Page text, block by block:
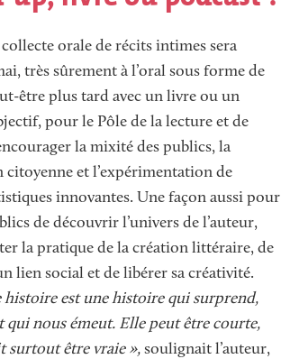
orale de récits intimes sera
très sûrement à l’oral sous forme de
être plus tard avec un livre ou un
pour le Pôle de la lecture et de
la mixité des publics, la
et l’expérimentation de
innovantes. Une façon aussi pour
de découvrir l’univers de l’auteur,
la pratique de la création littéraire, de
lien social et de libérer sa créativité.
histoire est une histoire qui surprend,
qui nous émeut. Elle peut être courte,
surtout être vraie », soulignait l’auteur,